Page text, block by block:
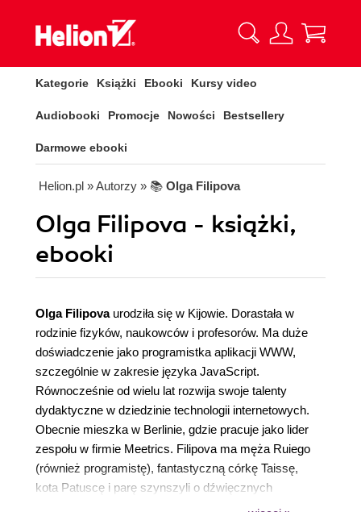
Kategorie Książki Ebooki Kursy video
Audiobooki Promocje Nowości Bestsellery
Darmowe ebooki
Helion.pl » Autorzy » 📚 Olga Filipova
Olga Filipova - książki,
ebooki
Olga Filipovaurodziła się w Kijowie. Dorastała w
rodzinie fizyków, naukowców i profesorów. Ma duże
doświadczenie jako programistka aplikacji WWW,
szczególnie w zakresie języka JavaScript.
Równocześnie od wielu lat rozwija swoje talenty
dydaktyczne w dziedzinie technologii internetowych.
Obecnie mieszka w Berlinie, gdzie pracuje jako lider
zespołu w firmie Meetrics. Filipova ma męża Ruiego
(również programistę), fantastyczną córkę Taissę,
kota Patuscę i parę szynszyli o dźwięcznych